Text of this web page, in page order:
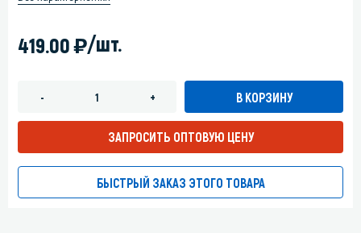
419.00)/шт.
- + В КОРЗИНУ
ЗАПРОСИТЬ ОПТОВУЮ ЦЕНУ
БЫСТРЫЙ ЗАКАЗ ЭТОГО ТОВАРА